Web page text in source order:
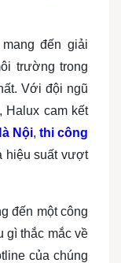
đến giải
trường trong
Với đội ngũ
Halux cam kết
Nội, thi công
hiệu suất vượt
đến một công
gì thắc mắc về
của chúng